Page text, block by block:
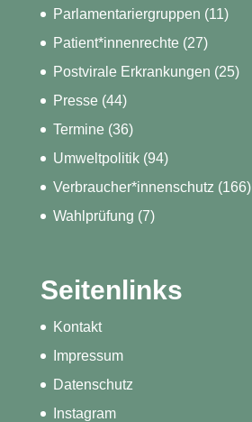
Parlamentariergruppen (11)
Patient*innenrechte(27)
Postvirale Erkrankungen (25)
Presse(44)
Termine(36)
Umweltpolitik(94)
Verbraucher*innenschutz (166)
Wahlprüfung (7)
Seitenlinks
Kontakt
Impressum
Datenschutz
Instagram